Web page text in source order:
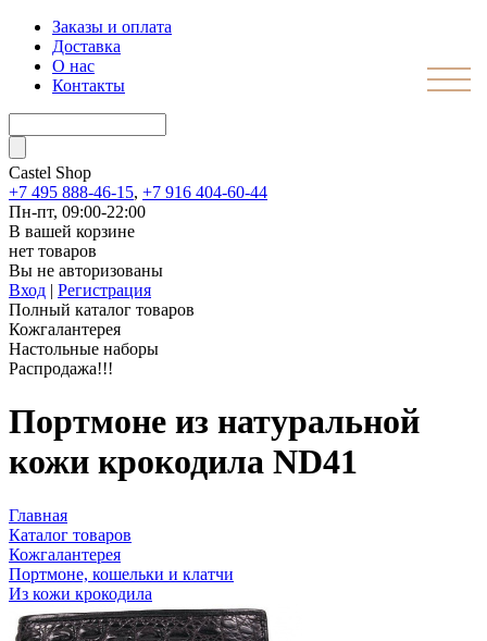
Заказы и оплата
Доставка
О нас
Контакты
Castel Shop
+7 495 888-46-15, +7 916 404-60-44
Пн-пт, 09:00-22:00
В вашей корзине
нет товаров
Вы не авторизованы
Вход | Регистрация
Полный каталог товаров
Кожгалантерея
Настольные наборы
Распродажа!!!
Портмоне из натуральной
кожи крокодила ND41
Главная
Каталог товаров
Кожгалантерея
Портмоне, кошельки и клатчи
Из кожи крокодила